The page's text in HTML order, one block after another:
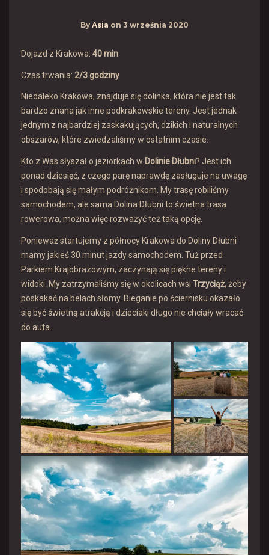
By Asia on 3 września 2020
Dojazd z Krakowa: 40 min
Czas trwania: 2/3 godziny
Niedaleko Krakowa, znajduje się dolinka, która nie jest tak
bardzo znana jak inne podkrakowskie tereny. Jest jednak
jednym z najbardziej zaskakujących, dzikich i naturalnych
obszarów, które zwiedzaliśmy w ostatnim czasie.
Kto z Was słyszał o jeziorkach w Dolinie Dłubni? Jest ich
ponad dziesięć, z czego parę naprawdę zasługuje na uwagę
i spodobają się małym podróżnikom. My trasę robiliśmy
samochodem, ale sama Dolina Dłubni to świetna trasa
rowerowa, można więc rozważyć też taką opcję.
Ponieważ startujemy z północy Krakowa do Doliny Dłubni
mamy jakieś 30 minut jazdy samochodem. Tuż przed
Parkiem Krajobrazowym, zaczynają się piękne tereny i
widoki. My zatrzymaliśmy się w okolicach wsi Trzyciąż,żeby
poskakać na belach słomy. Bieganie po ściernisku okazało
się być świetną atrakcją i dzieciaki długo nie chciały wracać
do auta.